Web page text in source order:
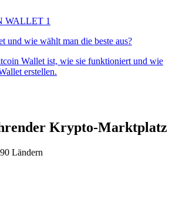
und wie wählt man die beste aus?
Wallet ist, wie sie funktioniert und wie
erstellen.
Krypto-Marktplatz
Ländern